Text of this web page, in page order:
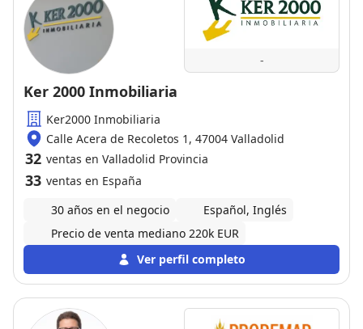
-
Ker 2000 Inmobiliaria
Ker2000 Inmobiliaria
Calle Acera de Recoletos 1, 47004 Valladolid
32 ventas en Valladolid Provincia
33 ventas en España
30 años en el negocio
Español, Inglés
Precio de venta mediano 220k EUR
Ver perfil completo